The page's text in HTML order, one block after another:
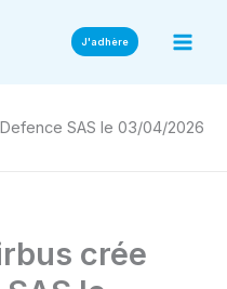
J'adhère
SAS le 03/04/2026
crée